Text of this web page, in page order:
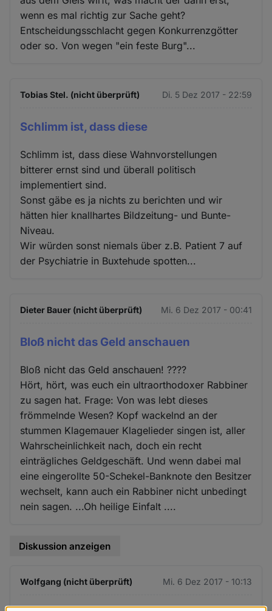
wenn es mal richtig zur Sache geht?
Entscheidungsschlacht gegen Konkurrenzgötter
oder so. Von wegen "ein feste Burg"...
Tobias Stel. (nicht überprüft) Di. 5 Dez 2017 - 22:59
Schlimm ist, dass diese
Schlimm ist, dass diese Wahnvorstellungen
bitterer ernst sind und überall politisch
implementiert sind.
Sonst gäbe es ja nichts zu berichten und wir
hätten hier knallhartes Bildzeitung- und Bunte-
Niveau.
Wir würden sonst niemals über z.B. Patient 7 auf
der Psychiatrie in Buxtehude spotten...
Dieter Bauer (nicht überprüft) Mi. 6 Dez 2017 - 00:41
Bloß nicht das Geld anschauen
Bloß nicht das Geld anschauen! ????
Hört, hört, was euch ein ultraorthodoxer Rabbiner
zu sagen hat. Frage: Von was lebt dieses
frömmelnde Wesen? Kopf wackelnd an der
stummen Klagemauer Klagelieder singen ist, aller
Wahrscheinlichkeit nach, doch ein recht
einträgliches Geldgeschäft. Und wenn dabei mal
eine eingerollte 50-Schekel-Banknote den Besitzer
wechselt, kann auch ein Rabbiner nicht unbedingt
nein sagen. ...Oh heilige Einfalt ....
Diskussion anzeigen
Wolfgang (nicht überprüft) Mi. 6 Dez 2017 - 10:13